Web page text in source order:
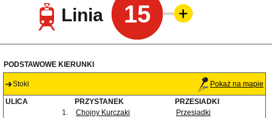
Linia 15
PODSTAWOWE KIERUNKI
Stoki Pokaż na mapie
ULICA PRZYSTANEK
PRZESIADKI
1.
Chojny Kurczaki
Przesiadki